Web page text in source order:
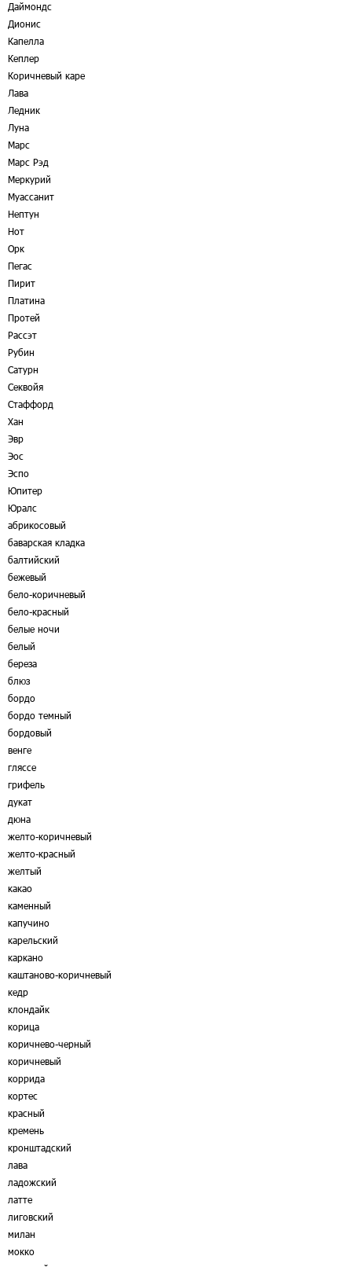
Даймондс
Дионис
Капелла
Кеплер
Коричневый каре
Лава
Ледник
Луна
Марс
Марс Рэд
Меркурий
Муассанит
Нептун
Нот
Орк
Пегас
Пирит
Платина
Протей
Рассэт
Рубин
Сатурн
Секвойя
Стаффорд
Хан
Эвр
Эос
Эспо
Юпитер
Юралс
абрикосовый
баварская кладка
балтийский
бежевый
бело-коричневый
бело-красный
белые ночи
белый
береза
блюз
бордо
бордо темный
бордовый
венге
гляссе
грифель
дукат
дюна
желто-коричневый
желто-красный
желтый
какао
каменный
капучино
карельский
каркано
каштаново-коричневый
кедр
клондайк
корица
коричнево-черный
коричневый
коррида
кортес
красный
кремень
кронштадский
лава
ладожский
латте
лиговский
милан
мокко